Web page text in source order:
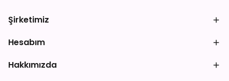
Şirketimiz
Hesabım
Hakkımızda